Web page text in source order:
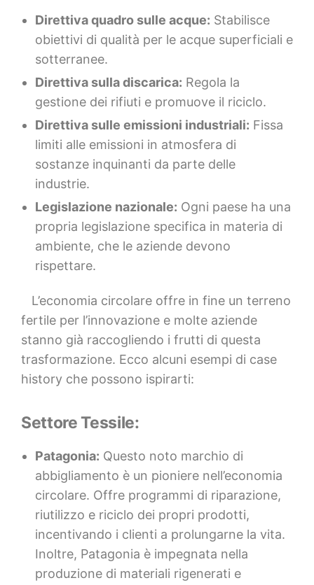
Direttiva quadro sulle acque: Stabilisce
obiettivi di qualità per le acque superficiali e
sotterranee.
Direttiva sulla discarica: Regola la
gestione dei rifiuti e promuove il riciclo.
Direttiva sulle emissioni industriali: Fissa
limiti alle emissioni in atmosfera di
sostanze inquinanti da parte delle
industrie.
Legislazione nazionale: Ogni paese ha una
propria legislazione specifica in materia di
ambiente, che le aziende devono
rispettare.
L’economia circolare offre in fine un terreno
fertile per l’innovazione e molte aziende
stanno già raccogliendo i frutti di questa
trasformazione. Ecco alcuni esempi di case
history che possono ispirarti:
Settore Tessile:
Patagonia: Questo noto marchio di
abbigliamento è un pioniere nell’economia
circolare. Offre programmi di riparazione,
riutilizzo e riciclo dei propri prodotti,
incentivando i clienti a prolungarne la vita.
Inoltre, Patagonia è impegnata nella
produzione di materiali rigenerati e